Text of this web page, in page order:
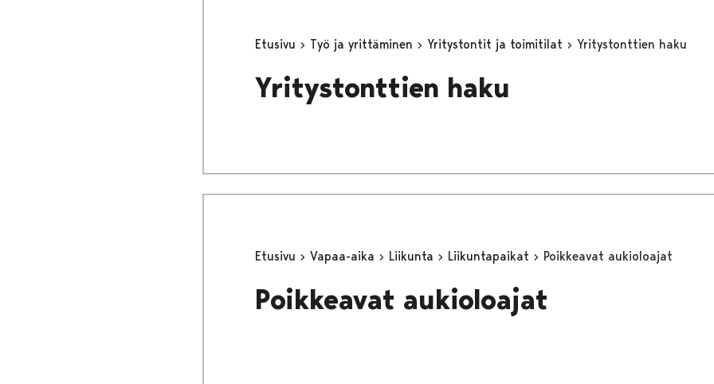
Etusivu Työ ja yrittäminen Yritystontit ja toimitilat Yritystonttien haku
Yritystonttien haku
Etusivu Vapaa-aika Liikunta Liikuntapaikat Poikkeavat aukioloajat
Poikkeavat aukioloajat